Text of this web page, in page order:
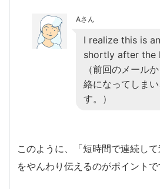
Aさん
I realize this is
shortly after the
（前回のメール
絡になってしま
す。）
このように、「短時間で連続し
をやんわり伝えるのがポイントで